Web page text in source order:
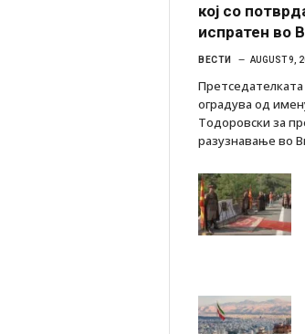
кој со
испратен во
ВЕСТИ AUGUST 9,
оградува од
Тодоровски за
разузнавање во